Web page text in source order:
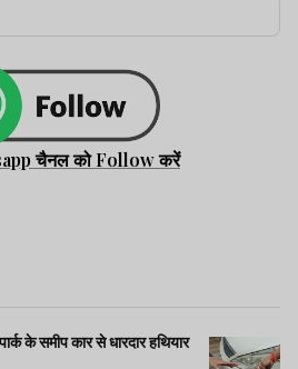
चैनल को Follow करें
के समीप कार से धारदार हथियार